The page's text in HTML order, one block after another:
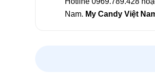
Nam. My Candy Việt